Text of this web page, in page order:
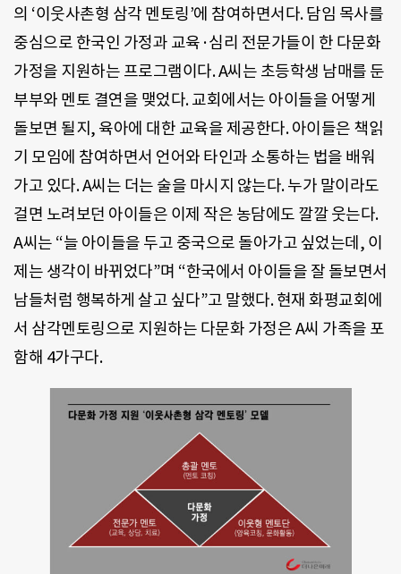
의 ‘이웃사촌형 삼각 멘토링’에 참여하면서다. 담임 목사를
중심으로 한국인 가정과 교육·심리 전문가들이 한 다문화
가정을 지원하는 프로그램이다. A씨는 초등학생 남매를 둔
부부와 멘토 결연을 맺었다. 교회에서는 아이들을 어떻게
돌보면 될지, 육아에 대한 교육을 제공한다. 아이들은 책읽
기 모임에 참여하면서 언어와 타인과 소통하는 법을 배워
가고 있다. A씨는 더는 술을 마시지 않는다. 누가 말이라도
걸면 노려보던 아이들은 이제 작은 농담에도 깔깔 웃는다.
A씨는 “늘 아이들을 두고 중국으로 돌아가고 싶었는데, 이
제는 생각이 바뀌었다”며 “한국에서 아이들을 잘 돌보면서
남들처럼 행복하게 살고 싶다”고 말했다. 현재 화평교회에
서 삼각멘토링으로 지원하는 다문화 가정은 A씨 가족을 포
함해 4가구다.